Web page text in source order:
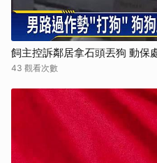
飼主控訴鄰居拿石頭丟狗 動保
43 觀看次數